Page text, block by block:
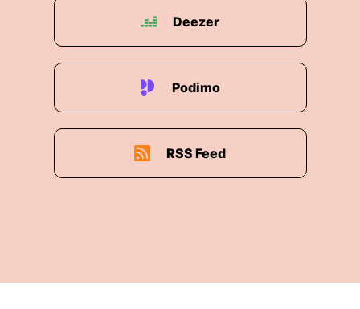
Deezer
Podimo
RSS Feed